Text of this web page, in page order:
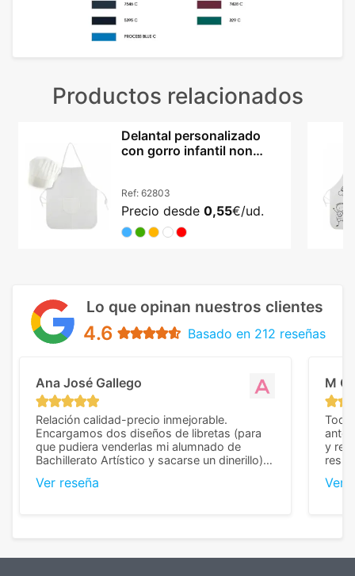
Productos relacionados
Delantal personalizado
con gorro infantil non
Ref: 62803
Precio desde 0,55€/ud.
Lo que opinan nuestros clientes
4.6 Basado en 212 reseñas
Ana José Gallego
Relación calidad-precio inmejorable.
Encargamos dos diseños de libretas (para
que pudiera venderlas mi alumnado de
Bachillerato Artístico y sacarse un dinerillo) y
diferencia, con libretas de muy buena calidad
Ver reseña
M C
Todo
y
Ver